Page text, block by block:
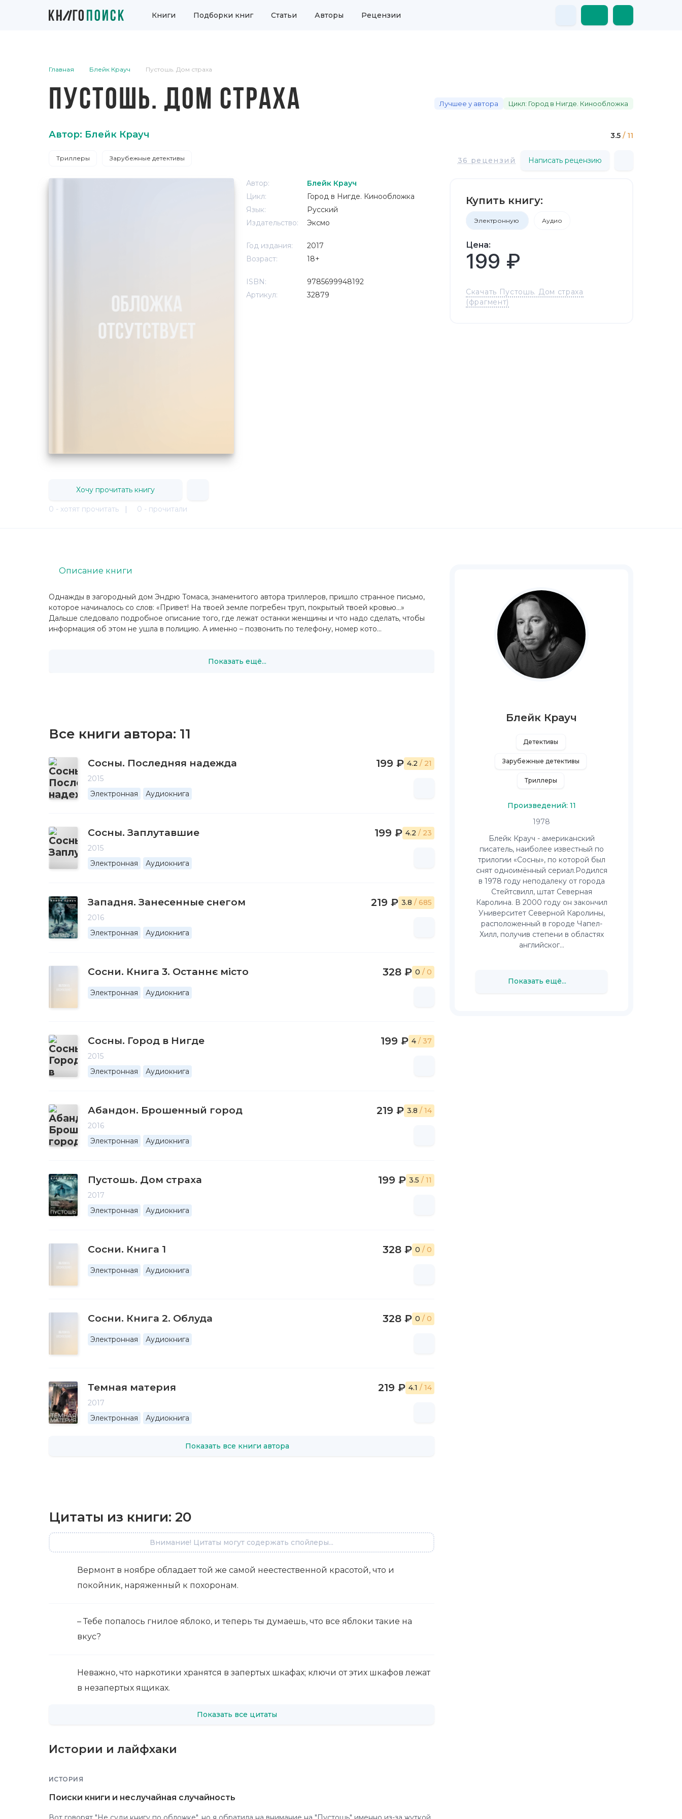
Книги Подборки книг Статьи Авторы Рецензии
Главная Блейк Крауч Пустошь. Дом страха
ПУСТОШЬ. ДОМ СТРАХА Лучшее у автора Цикл: Город в Нигде. Кинообложка
Автор: Блейк Крауч 3.5 / 11
Триллеры Зарубежные детективы 36 рецензий Написать рецензию
Автор:
Блейк Крауч
Цикл:
Город в Нигде. Кинообложка
Язык:
Русский
Издательство:
Эксмо
Год издания:
2017
Возраст:
18+
ISBN:
9785699948192
Артикул:
32879
Купить книгу:
Электронную Аудио
Цена:
199 ₽
Скачать Пустошь. Дом страха
(фрагмент)
Хочу прочитать книгу
0 - хотят прочитать | 0 - прочитали
Однажды в загородный дом Эндрю Томаса, знаменитого автора триллеров, пришло странное письмо,
которое начиналось со слов: «Привет! На твоей земле погребен труп, покрытый твоей кровью…»
Дальше следовало подробное описание того, где лежат останки женщины и что надо сделать, чтобы
информация об этом не ушла в полицию. А именно – позвонить по телефону, номер кото...
Показать ещё...
Описание книги
Все книги автора: 11
Сосны. Последняя надежда
2015
Электронная
Аудиокнига
199 ₽ 4.2 / 21
Сосны. Заплутавшие
2015
Электронная
Аудиокнига
199 ₽ 4.2 / 23
Западня. Занесенные снегом
2016
Электронная
Аудиокнига
219 ₽ 3.8 / 685
Сосни. Книга 3. Останнє місто
Электронная Аудиокнига
328 ₽ 0 / 0
Сосны. Город в Нигде
2015
Электронная
Аудиокнига
199 ₽ 4 / 37
Абандон. Брошенный город
2016
Электронная
Аудиокнига
219 ₽ 3.8 / 14
Пустошь. Дом страха
2017
Электронная
Аудиокнига
199 ₽ 3.5 / 11
Сосни. Книга 1
Электронная Аудиокнига
328 ₽ 0 / 0
Сосни. Книга 2. Облуда
Электронная Аудиокнига
328 ₽ 0 / 0
Темная материя
2017
Электронная
Аудиокнига
219 ₽ 4.1 / 14
Показать все книги автора
Цитаты из книги: 20
Внимание! Цитаты могут содержать спойлеры...
Вермонт в ноябре обладает той же самой неестественной красотой, что и
покойник, наряженный к похоронам.
– Тебе попалось гнилое яблоко, и теперь ты думаешь, что все яблоки такие на
вкус?
Неважно, что наркотики хранятся в запертых шкафах; ключи от этих шкафов лежат
в незапертых ящиках.
Показать все цитаты
Истории и лайфхаки
ИСТОРИЯ
Поиски книги и неслучайная случайность
Блейк Крауч
Детективы
Зарубежные детективы
Триллеры
Произведений: 11
1978
Блейк Крауч - американский
писатель, наиболее известный по
трилогии «Сосны», по которой был
снят одноимённый сериал.Родился
в 1978 году неподалеку от города
Стейтсвилл, штат Северная
Каролина. В 2000 году он закончил
Университет Северной Каролины,
расположенный в городе Чапел-
Хилл, получив степени в областях
английског...
Показать ещё...